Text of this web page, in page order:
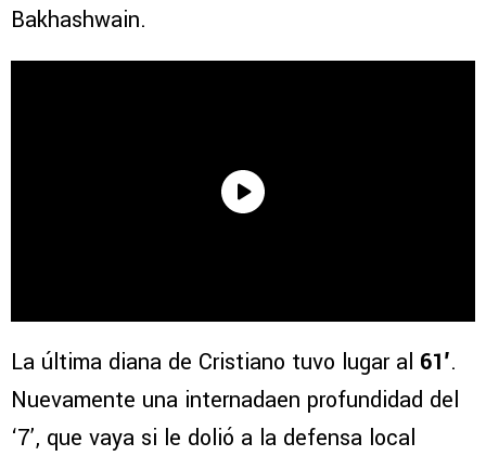
Bakhashwain.
La última diana de Cristiano tuvo lugar al 61′.
Nuevamente una internadaen profundidad del
‘7’, que vaya si le dolió a la defensa local